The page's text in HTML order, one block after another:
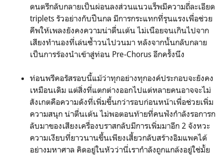
ดนตรีกลับกลายเป็นผ่อนลงส่วนแนวแร็พมีความถี่ละเอียด
triplets รัวอย่างกับปืนกล มีการกระแทกที่รุนแรงเพื่อช่วย
คีพให้เพลงยังคงความน่าตื่นเต้น ไม่เนือยจนเกินไปจาก
เสียงทำนองที่เล่นซ้ำวนไปวนมา หลังจากนั้นกลับกลาย
เป็นการร้องนำเข้าสู่ท่อน Pre-Chorus อีกครั้งนึง
ท่อนพรีคอรัสรอบนี้แม้ว่าทุกอย่างทุกองค์ประกอบจะยังคง
เหมือนเดิม แต่สิ่งที่แตกต่างออกไปแต่หลายคนอาจจะไม่
สังเกตคือความดังที่เพิ่มขึ้นกว่ารอบก่อนหน้าเพื่อช่วยเพิ่ม
ความสนุก น่าตื่นเต้น ไม่พอตอนท้ายที่คนฟังกำลังรอการก
ลับมาของเสียงเครื่องบราสกลับมีการเพิ่มมาอีก 2 จังหวะ
ความเงียบที่ยาวนานขึ้นเพียงเสี้ยวกลับสร้างอิมแพคได้
อย่างมหาศาล คิดอยู่ในหัวว่านี่เรากำลังถูกแกล้งอยู่ใช่มั้ย